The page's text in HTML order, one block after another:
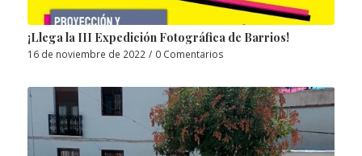
¡Llega la III Expedición Fotográfica de Barrios!
16 de noviembre de 2022 / 0 Comentarios